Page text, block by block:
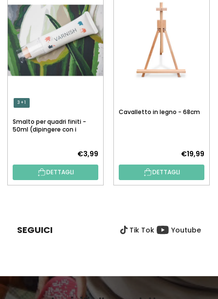
3 + 1
Smalto per quadri finiti -
50ml (dipingere con i
€3,99
DETTAGLI
Cavalletto in legno - 68cm
€19,99
DETTAGLI
G
SEGUICI Tik Tok Youtube